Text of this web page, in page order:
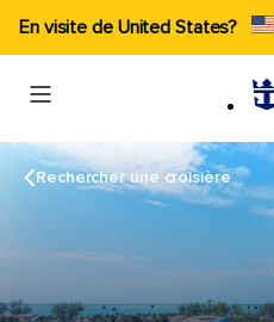
En visite de United States?
Rechercher une croisière